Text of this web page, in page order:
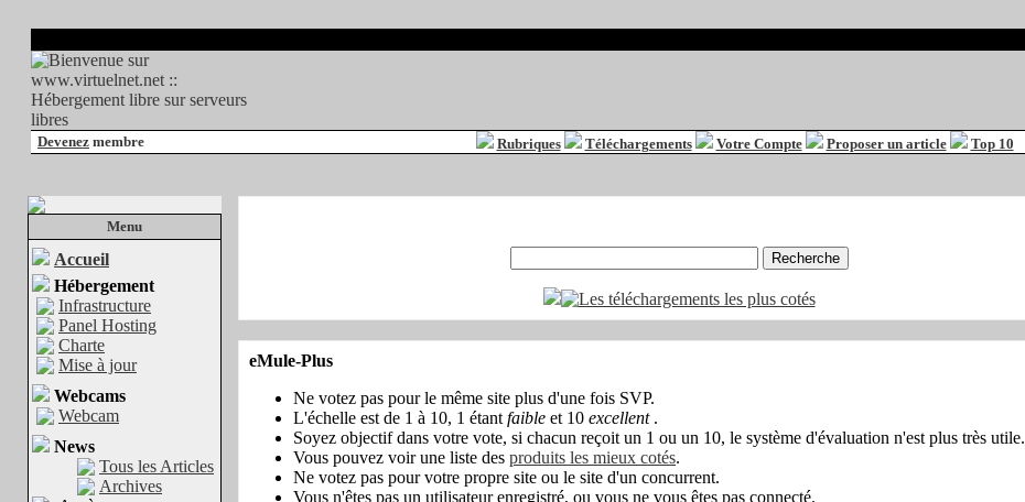
Devenez membre Rubriques Téléchargements Votre Compte Proposer un article Top 10
Menu
Accueil
Hébergement
Infrastructure
Panel Hosting
Charte
Mise à jour
Webcams
Webcam
News
Tous les Articles
Archives
eMule-Plus
Ne votez pas pour le même site plus d'une fois SVP.
L'échelle est de 1 à 10, 1 étant faible et 10 excellent .
Soyez objectif dans votre vote, si chacun reçoit un 1 ou un 10, le système d'évaluation n'est plus très utile.
Vous pouvez voir une liste des produits les mieux cotés.
Ne votez pas pour votre propre site ou le site d'un concurrent.
Vous n'êtes pas un utilisateur enregistré, ou vous ne vous êtes pas connecté.